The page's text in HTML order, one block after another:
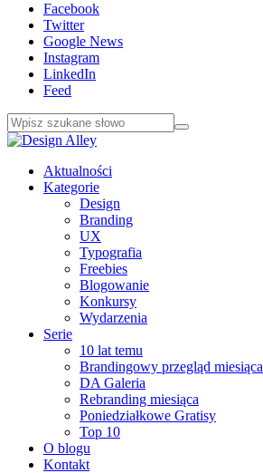
Facebook
Twitter
Google News
Instagram
LinkedIn
Feed
Aktualności
Kategorie
Design
Branding
UX
Typografia
Freebies
Blogowanie
Konkursy
Wydarzenia
Serie
10 lat temu
Brandingowy przegląd miesiąca
DA Galeria
Rebranding miesiąca
Poniedziałkowe Gratisy
Top 10
O blogu
Kontakt